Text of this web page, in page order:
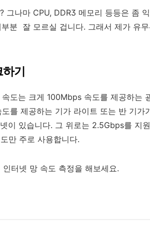
그나마 CPU, DDR3 메모리 등등은 좀
분 잘 모르실 겁니다. 그래서 제가 유
기
도는 크게 100Mbps 속도를 제공하는
를 제공하는 기가 라이트 또는 반 기가
이 있습니다. 그 위로는 2.5Gbps를 지
만 주로 사용합니다.
터넷 망 속도 측정을 해보세요.